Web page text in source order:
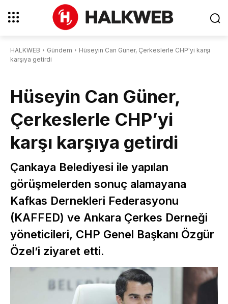
HALKWEB Gündem
Hüseyin Can Güner, Çerkeslerle CHP'yi karşı
karşıya getirdi
Hüseyin Can Güner,
Çerkeslerle CHP’yi
karşı karşıya getirdi
Çankaya Belediyesi ile yapılan
görüşmelerden sonuç alamayana
Kafkas Dernekleri Federasyonu
(KAFFED) ve Ankara Çerkes Derneği
yöneticileri, CHP Genel Başkanı Özgür
Özel’i ziyaret etti.